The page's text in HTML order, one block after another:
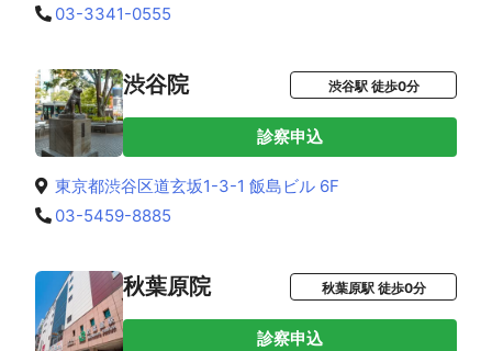
03-3341-0555
渋谷院 渋谷駅 徒歩0分
診察申込
東京都渋谷区道玄坂1-3-1 飯島ビル 6F
03-5459-8885
秋葉原院 秋葉原駅 徒歩0分
診察申込